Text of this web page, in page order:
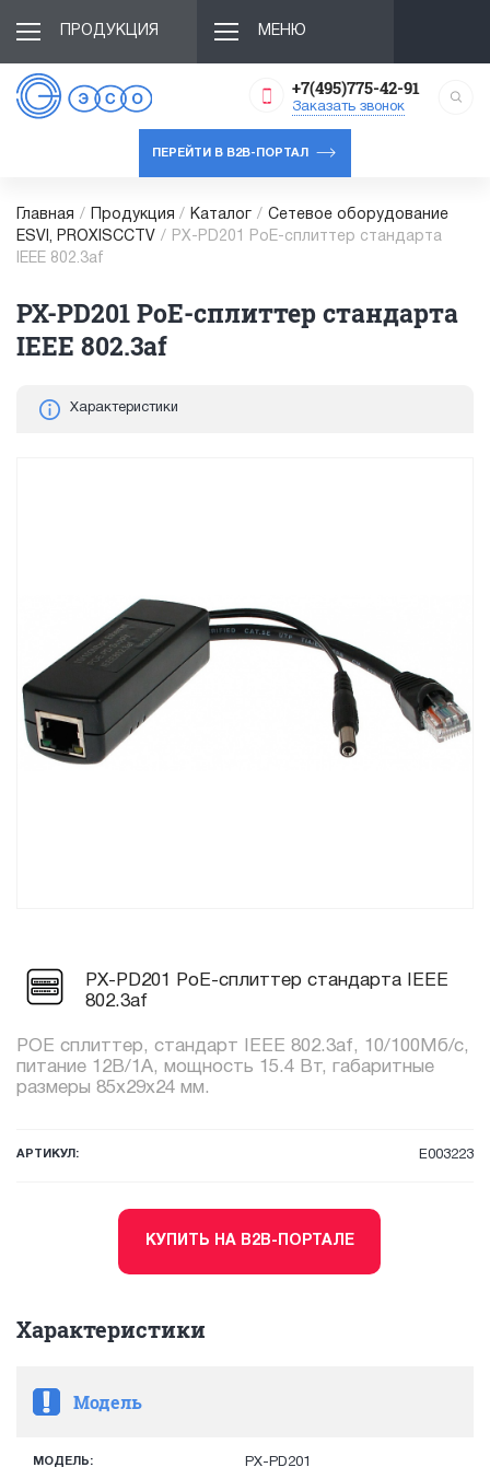
ПРОДУКЦИЯ МЕНЮ
+7(495)775-42-91
Заказать звонок
ПЕРЕЙТИ В B2B-ПОРТАЛ
Главная / Продукция / Каталог / Сетевое оборудование
ESVI, PROXISCCTV /
PX-PD201 PoE-сплиттер стандарта
IEEE 802.3af
PX-PD201 PoE-сплиттер стандарта
IEEE 802.3af
Характеристики
PX-PD201 PoE-сплиттер стандарта IEEE
802.3af
POE сплиттер, стандарт IEEE 802.3af, 10/100Мб/с,
питание 12В/1А, мощность 15.4 Вт, габаритные
размеры 85х29х24 мм.
АРТИКУЛ: E003223
КУПИТЬ НА B2B-ПОРТАЛЕ
Характеристики
Модель
МОДЕЛЬ: PX-PD201